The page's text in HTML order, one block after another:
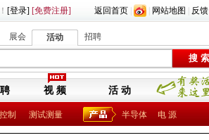
[登录] [免费注册] 返回首页 网站地图 反馈
展会 活动 招聘
视 频 活 动
制 测试测量 半导体 电 源